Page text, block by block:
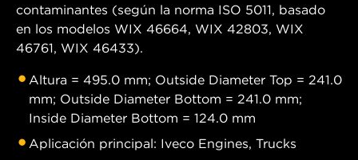
contaminantes (según la norma ISO 5011, basado
en los modelos WIX 46664, WIX 42803, WIX
46761, WIX 46433).
Altura = 495.0 mm; Outside Diameter Top = 241.0
mm; Outside Diameter Bottom = 241.0 mm;
Inside Diameter Bottom = 124.0 mm
Aplicación principal: Iveco Engines, Trucks